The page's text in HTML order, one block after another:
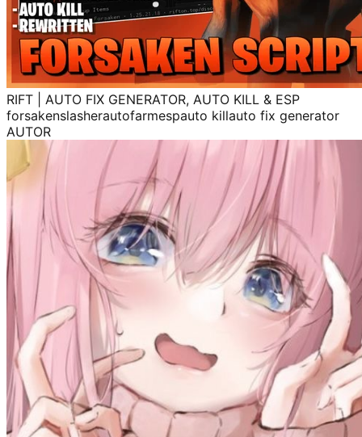
RIFT | AUTO FIX GENERATOR, AUTO KILL & ESP
forsakenslasherautofarmespauto killauto fix generator
AUTOR